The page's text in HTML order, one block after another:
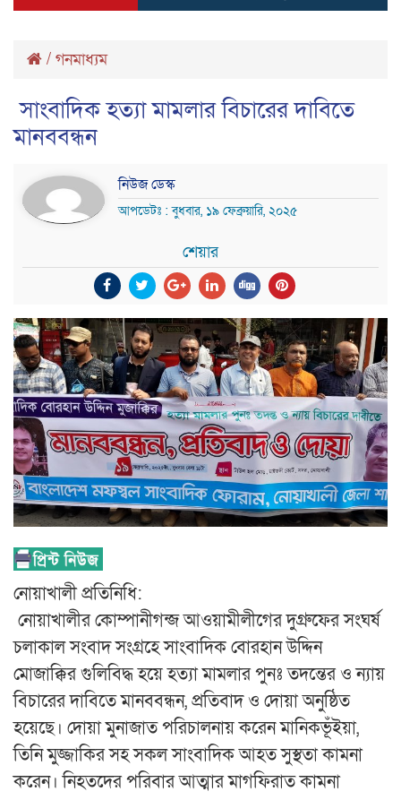
/ গনমাধ্যম
সাংবাদিক হত্যা মামলার বিচারের দাবিতে
মানববন্ধন
নিউজ ডেস্ক
আপডেটঃ : বুধবার, ১৯ ফেব্রুয়ারি, ২০২৫
শেয়ার
নোয়াখালী প্রতিনিধি:
নোয়াখালীর কোম্পানীগন্জ আওয়ামীলীগের দুগ্রুফের সংঘর্ষ
চলাকাল সংবাদ সংগ্রহে সাংবাদিক বোরহান উদ্দিন
মোজাক্কির গুলিবিদ্ধ হয়ে হত্যা মামলার পুনঃ তদন্তের ও ন্যায়
বিচারের দাবিতে মানববন্ধন, প্রতিবাদ ও দোয়া অনুষ্ঠিত
হয়েছে। দোয়া মুনাজাত পরিচালনায় করেন মানিকভূঁইয়া,
তিনি মুজ্জাকির সহ সকল সাংবাদিক আহত সুস্থতা কামনা
করেন। নিহতদের পরিবার আত্মার মাগফিরাত কামনা